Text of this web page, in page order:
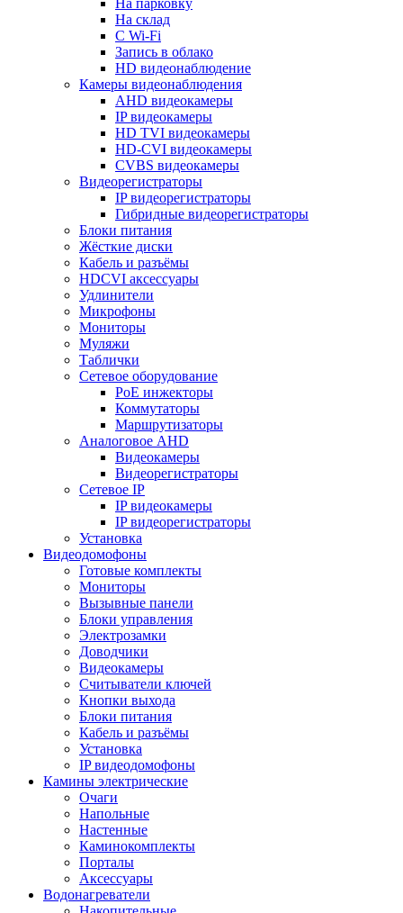
На парковку
На склад
С Wi-Fi
Запись в облако
HD видеонаблюдение
Камеры видеонаблюдения
AHD видеокамеры
IP видеокамеры
HD TVI видеокамеры
HD-CVI видеокамеры
CVBS видеокамеры
Видеорегистраторы
IP видеорегистраторы
Гибридные видеорегистраторы
Блоки питания
Жёсткие диски
Кабель и разъёмы
HDCVI аксессуары
Удлинители
Микрофоны
Мониторы
Муляжи
Таблички
Сетевое оборудование
PoE инжекторы
Коммутаторы
Маршрутизаторы
Аналоговое AHD
Видеокамеры
Видеорегистраторы
Сетевое IP
IP видеокамеры
IP видеорегистраторы
Установка
Видеодомофоны
Готовые комплекты
Мониторы
Вызывные панели
Блоки управления
Электрозамки
Доводчики
Видеокамеры
Считыватели ключей
Кнопки выхода
Блоки питания
Кабель и разъёмы
Установка
IP видеодомофоны
Камины электрические
Очаги
Напольные
Настенные
Каминокомплекты
Порталы
Аксессуары
Водонагреватели